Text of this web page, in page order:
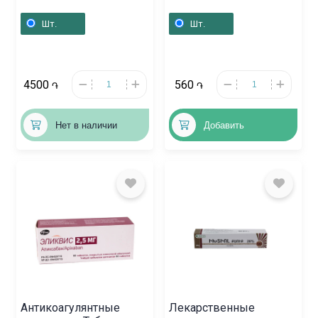
Шт.
4500 ֏
Нет в наличии
Шт.
560 ֏
Добавить
Антикоагулянтные
Лекарственные